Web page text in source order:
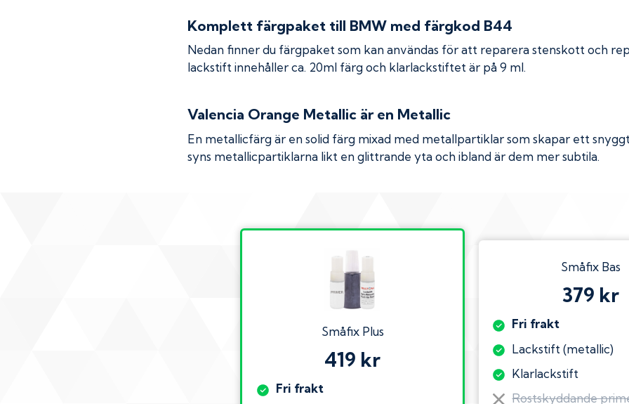
Komplett färgpaket till BMW med färgkod B44
Nedan finner du färgpaket som kan användas för att reparera stenskott och
lackstift innehåller ca. 20ml färg och klarlackstiftet är på 9 ml.
Valencia Orange Metallic är en Metallic
En metallicfärg är en solid färg mixad med metallpartiklar som skapar ett
syns metallicpartiklarna likt en glittrande yta och ibland är dem mer subtila.
Småfix Plus
419 kr
Fri frakt
Småfix Bas
379 kr
Fri frakt
Lackstift (metallic)
Klarlackstift
Rostskyddande